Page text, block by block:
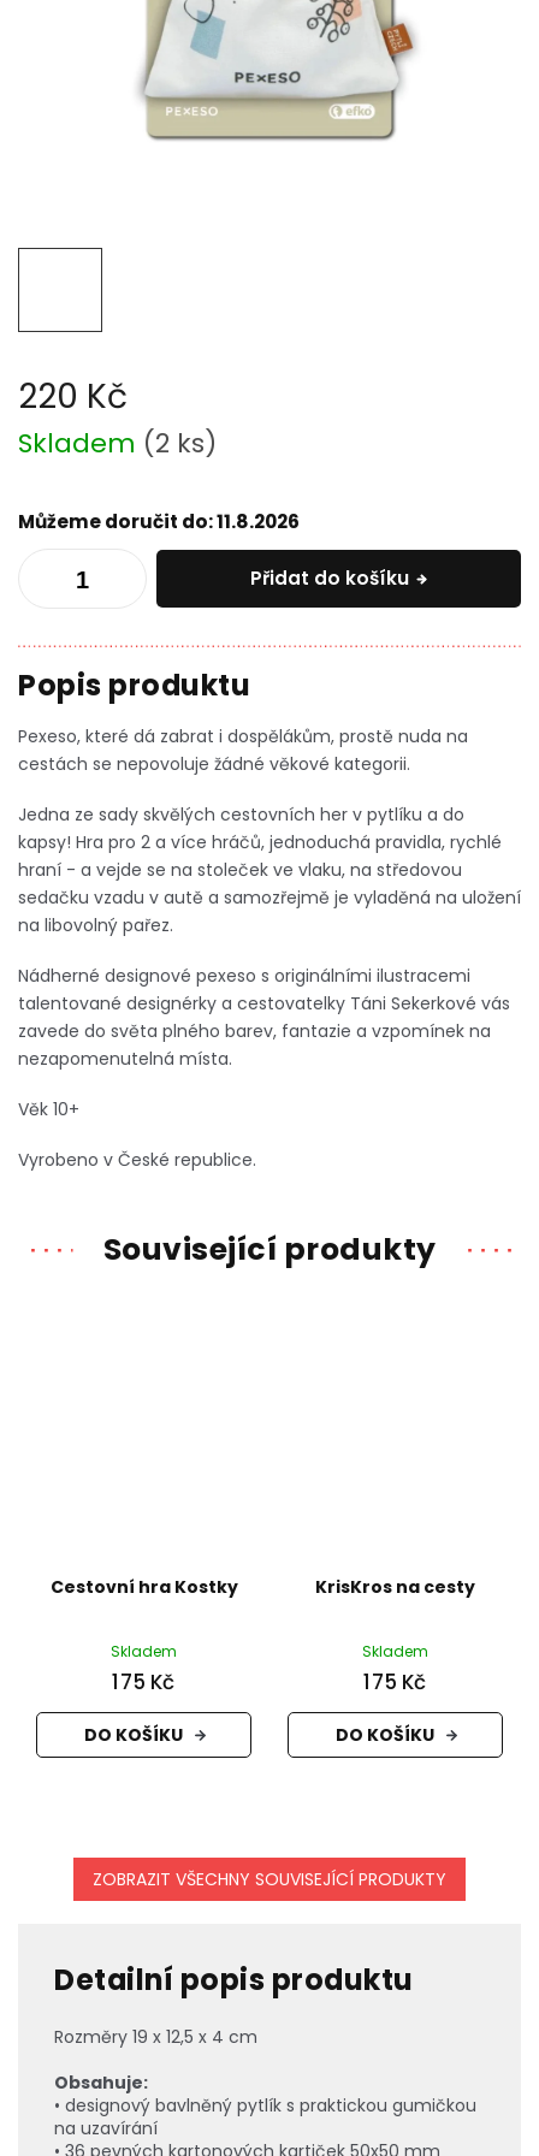
220 Kč
Měrná
cena:
Skladem (2 ks)
Můžeme doručit do:11.8.2026
Přidat do košíku
Pexeso, které dá zabrat i dospělákům, prostě nuda na
cestách se nepovoluje žádné věkové kategorii.
Jedna ze sady skvělých cestovních her v pytlíku a do
kapsy! Hra pro 2 a více hráčů, jednoduchá pravidla, rychlé
hraní - a vejde se na stoleček ve vlaku, na středovou
sedačku vzadu v autě a samozřejmě je vyladěná na uložení
na libovolný pařez.
Nádherné designové pexeso s originálními ilustracemi
talentované designérky a cestovatelky Táni Sekerkové vás
zavede do světa plného barev, fantazie a vzpomínek na
nezapomenutelná místa.
Věk 10+
Vyrobeno v České republice.
Související produkty
Cestovní hra Kostky
Skladem
175 Kč
DO KOŠÍKU
KrisKros na cesty
Skladem
175 Kč
DO KOŠÍKU
ZOBRAZIT VŠECHNY SOUVISEJÍCÍ PRODUKTY
Detailní popis produktu
Rozměry 19 x 12,5 x 4 cm
Obsahuje:
• designový bavlněný pytlík s praktickou gumičkou
na uzavírání
• 36 pevných kartonových kartiček 50x50 mm